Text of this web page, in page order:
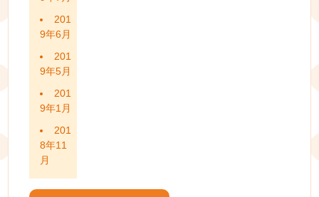
201
9年6月
201
9年5月
201
9年1月
201
8年11
月